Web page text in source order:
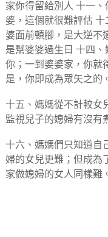
家你得留給別人 十一
婆，這個就很難評估
婆面前頓腳，是大逆不
是幫婆婆過生日 十四
你；一到婆婆家，你就
是，你即成為眾矢之的
十五、媽媽從不計較女
監視兒子的媳婦有沒有
十六、媽媽們只知道自
婦的女兒更難；但成為
家做媳婦的女人同樣難